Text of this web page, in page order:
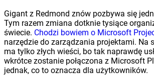
Gigant z Redmond znów pozbywa się
Tym razem zmiana dotknie tysiące
świecie. Chodzi bowiem o Microsoft
narzędzie do zarządzania projektami. Na
ma tylko złych wieści, bo tak naprawdę
wkrótce zostanie połączona z Microsoft
jednak, co to oznacza dla użytkowników.